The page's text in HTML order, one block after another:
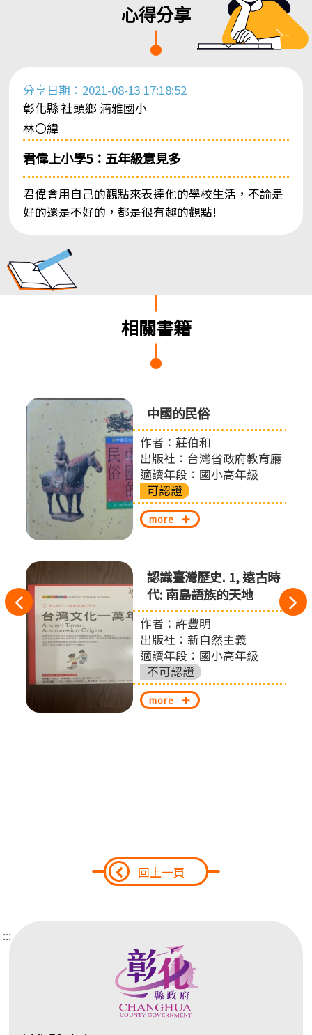
心得分享
分享日期：2021-08-13 17:18:52
彰化縣 社頭鄉 湳雅國小
林〇緯
君偉上小學5：五年級意見多
君偉會用自己的觀點來表達他的學校生活，不論是
好的還是不好的，都是很有趣的觀點!
相關書籍
往
左
換
中國的民俗
作者：莊伯和
出版社：台灣省政府教育廳
適讀年段：國小高年級
可認證
more
認識臺灣歷史. 1, 遠古時
代: 南島語族的天地
作者：許豐明
出版社：新自然主義
適讀年段：國小高年級
不可認證
more
回上一頁
:::